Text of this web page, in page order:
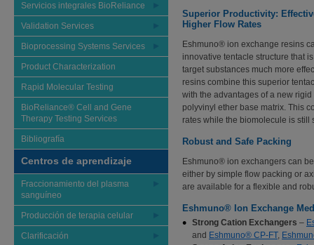
Servicios integrales BioReliance
Validation Services
Bioprocessing Systems Services
Product Characterization
Rapid Molecular Testing
BioReliance® Cell and Gene
Therapy Testing Services
Bibliografía
Centros de aprendizaje
Fraccionamiento del plasma
sanguíneo
Producción de terapia celular
Clarificación
Superior Productivity:
Higher Flow Rates
Eshmuno® ion exchange resins
innovative tentacle structure that
target substances much more
resins combine this superior
with the advantages of a new
polyvinyl ether base matrix. This
rates while the biomolecule is still
Robust and Safe Packing
Eshmuno® ion exchangers can
either by simple flow packing or
are available for a flexible and
Eshmuno® Ion Exchange
Strong Cation Exchangers –
and Eshmuno® CP-FT,